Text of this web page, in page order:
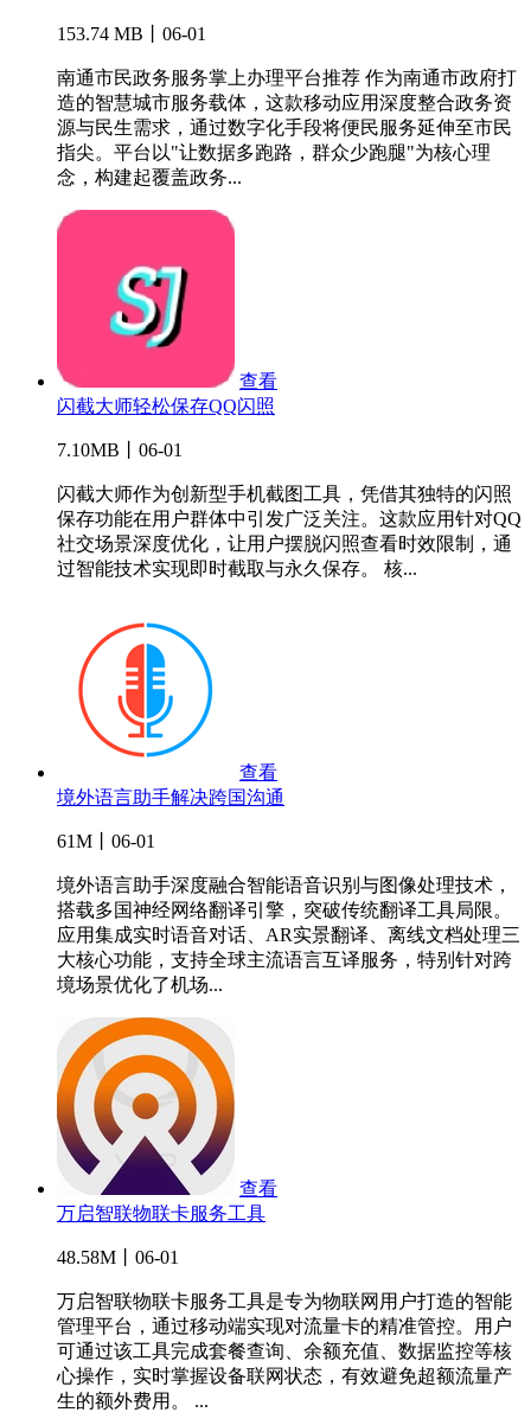
153.74 MB丨06-01
南通市民政务服务掌上办理平台推荐 作为南通市政府打
造的智慧城市服务载体，这款移动应用深度整合政务资
源与民生需求，通过数字化手段将便民服务延伸至市民
指尖。平台以"让数据多跑路，群众少跑腿"为核心理
念，构建起覆盖政务...
查看
闪截大师轻松保存QQ闪照
7.10MB丨06-01
闪截大师作为创新型手机截图工具，凭借其独特的闪照
保存功能在用户群体中引发广泛关注。这款应用针对QQ
社交场景深度优化，让用户摆脱闪照查看时效限制，通
过智能技术实现即时截取与永久保存。 核...
查看
境外语言助手解决跨国沟通
61M丨06-01
境外语言助手深度融合智能语音识别与图像处理技术，
搭载多国神经网络翻译引擎，突破传统翻译工具局限。
应用集成实时语音对话、AR实景翻译、离线文档处理三
大核心功能，支持全球主流语言互译服务，特别针对跨
境场景优化了机场...
查看
万启智联物联卡服务工具
48.58M丨06-01
万启智联物联卡服务工具是专为物联网用户打造的智能
管理平台，通过移动端实现对流量卡的精准管控。用户
可通过该工具完成套餐查询、余额充值、数据监控等核
心操作，实时掌握设备联网状态，有效避免超额流量产
生的额外费用。 ...